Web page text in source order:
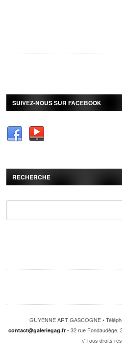
SUIVEZ-NOUS SUR FACEBOOK
RECHERCHE
GUYENNE ART GASCOGNE •
contact@galeriegag.fr• 32 rue Fondaudège,
// Tous droits